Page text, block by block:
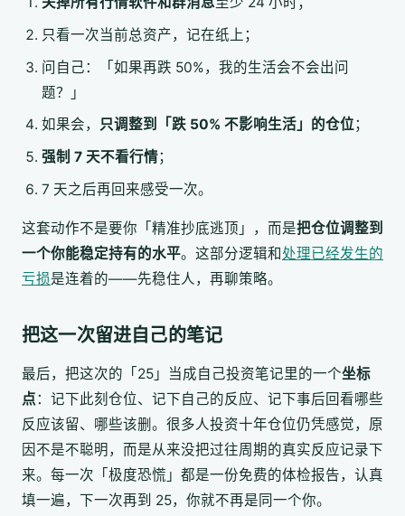
只看一次当前总资产，记在纸上；
问自己：「如果再跌 50%，我的生活会不会出问
题？」
如果会， 只调整到「跌 50% 不影响生活」的仓位；
强制 7 天不看行情；
7 天之后再回来感受一次。
这套动作不是要你「精准抄底逃顶」，而是把仓位调整到
一个你能稳定持有的水平。这部分逻辑和 处理已经发生的
亏损是连着的——先稳住人，再聊策略。
把这一次留进自己的笔记
最后，把这次的「25」当成自己投资笔记里的一个坐标
点：记下此刻仓位、记下自己的反应、记下事后回看哪些
反应该留、哪些该删。很多人投资十年仓位仍凭感觉，原
因不是不聪明，而是从来没把过往周期的真实反应记录下
来。每一次「极度恐慌」都是一份免费的体检报告，认真
填一遍，下一次再到 25，你就不再是同一个你。